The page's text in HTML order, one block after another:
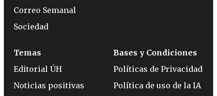
Correo Semanal
Sociedad
Temas
Editorial ÚH
Noticias positivas
Bases y Condiciones
Políticas de Privacidad
Política de uso de la IA